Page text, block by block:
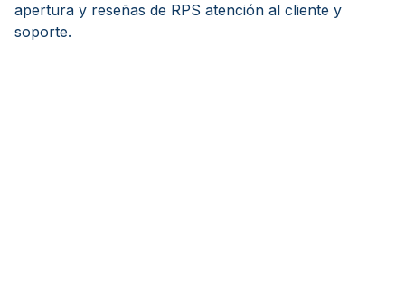
apertura y reseñas de RPS atención al cliente y
soporte.